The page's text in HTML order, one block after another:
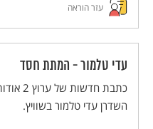
עזר הוראה
עדי טלמור - המתת חסד
כתבת
השדרן עדי טלמור בשוויץ.